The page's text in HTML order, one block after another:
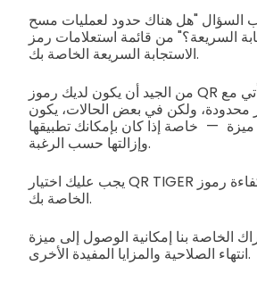
السؤال "هل هناك حدود لعمليات مسح
السريعة؟" من قائمة استعلامات رمز
الاستجابة السريعة الخاصة بك.
من الجيد أن يكون لديك رموز QR ثابتة وديناميكية تأتي مع
ولكن في بعض الحالات، يكون
— خاصة إذا كان بإمكانك تطبيقها
وإزالتها حسب الرغبة.
يجب عليك اختيار QR TIGER لضمان جودة وكفاءة رموز QR
الخاصة بك.
الخاصة بنا إمكانية الوصول إلى ميزة
انتهاء الصلاحية والمزايا المفيدة الأخرى.